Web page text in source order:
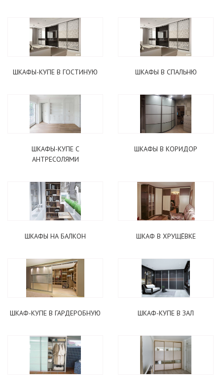
ШКАФЫ-КУПЕ В ГОСТИНУЮ ШКАФЫ В СПАЛЬНЮ
ШКАФЫ-КУПЕ С
АНТРЕСОЛЯМИ
ШКАФЫ В КОРИДОР
ШКАФЫ НА БАЛКОН ШКАФ В ХРУЩЁВКЕ
ШКАФ-КУПЕ В ГАРДЕРОБНУЮ ШКАФ-КУПЕ В ЗАЛ